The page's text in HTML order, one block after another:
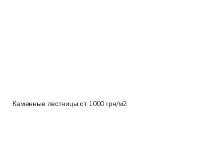
Каменные лестницы от 1000 грн/м2